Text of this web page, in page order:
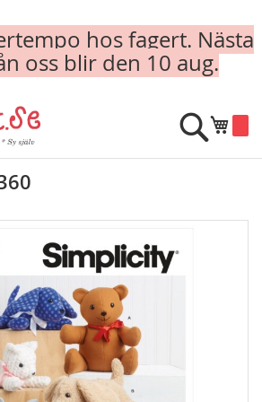
hos fagert. Nästa
oss blir den 10 aug.
Min
Sök